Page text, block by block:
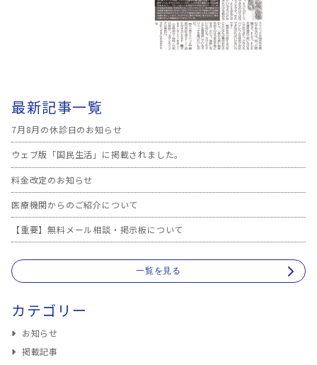
最新記事一覧
7月8月の休診日のお知らせ
ウェブ版「国民生活」に掲載されました。
料金改定のお知らせ
医療機関からのご紹介について
【重要】無料メール相談・掲示板について
一覧を見る
カテゴリー
お知らせ
掲載記事